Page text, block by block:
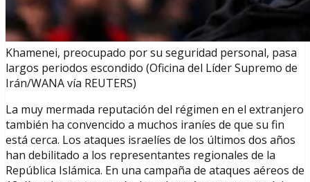
Khamenei, preocupado por su seguridad personal, pasa
largos periodos escondido (Oficina del Líder Supremo de
Irán/WANA vía REUTERS)
La muy mermada reputación del régimen en el extranjero
también ha convencido a muchos iraníes de que su fin
está cerca. Los ataques israelíes de los últimos dos años
han debilitado a los representantes regionales de la
República Islámica. En una campaña de ataques aéreos de